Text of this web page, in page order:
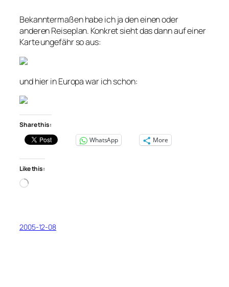
Bekanntermaßen habe ich ja den einen oder
anderen Reiseplan. Konkret sieht das dann auf einer
Karte ungefähr so aus:
und hier in Europa war ich schon:
Share this:
WhatsApp
More
Like this:
Loading…
2005-12-08